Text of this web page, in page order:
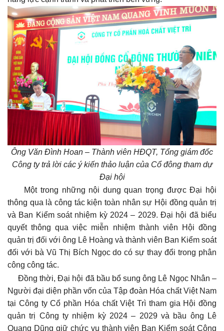
Ông Văn Đình Hoan – Thành viên HĐQT, Tổng giám đốc
Công ty trả lời các ý kiến thảo luận của Cổ đông tham dự
Đại hội
Một trong những nội dung quan trọng được Đại hội
thông qua là công tác kiện toàn nhân sự Hội đồng quản trị
và Ban Kiểm soát nhiệm kỳ 2024 – 2029. Đại hội đã biểu
quyết thông qua việc miễn nhiệm thành viên Hội đồng
quản trị đối với ông Lê Hoàng và thành viên Ban Kiểm soát
đối với bà Vũ Thị Bích Ngọc do có sự thay đổi trong phân
công công tác.
Đồng thời, Đại hội đã bầu bổ sung ông Lê Ngọc Nhân –
Người đại diện phần vốn của Tập đoàn Hóa chất Việt Nam
tại Công ty Cổ phần Hóa chất Việt Trì tham gia Hội đồng
quản trị Công ty nhiệm kỳ 2024 – 2029 và bầu ông Lê
Quang Dũng giữ chức vụ thành viên Ban Kiểm soát Công